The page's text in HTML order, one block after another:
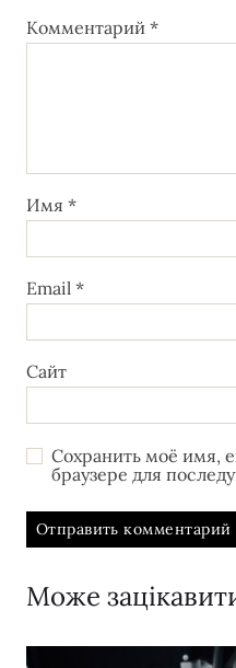
Комментарий *
Имя *
Email *
Сайт
Сохранить моё имя,
браузере для
Може